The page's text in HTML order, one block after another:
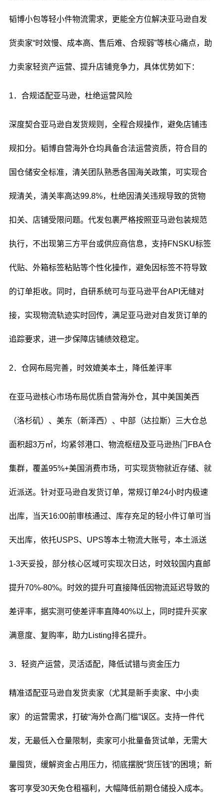
韬博小包等轻小件物流需求，更能全方位解决亚马逊自发
货卖家“时效慢、成本高、售后难、合规弱”等核心痛点，助
力卖家轻资产运营、提升店铺竞争力，具体优势如下：
1．合规适配亚马逊，杜绝运营风险
深度契合亚马逊自发货规则，全程合规操作，避免店铺违
规扣分。韬博自营海外仓均具备合法运营资质，符合目的
国仓储安全标准，清关团队熟悉各国海关政策，可实现合
规清关，清关率高达99.8%，杜绝因清关违规导致的货物
扣关、店铺受限问题。代发包裹严格按照亚马逊包装规范
执行，不出现第三方平台或供应商信息，支持FNSKU标签
代贴、外箱标签粘贴等个性化操作，避免因标签不符导致
的订单拒收。同时，自研系统可与亚马逊平台API无缝对
接，实现物流轨迹实时回传，满足亚马逊对自发货订单的
追踪要求，进一步保障店铺绩效稳定。
2．仓网布局完善，时效媲美本土，降低差评率
在亚马逊核心市场布局优质自营海外仓，其中美国美西
（洛杉矶）、美东（新泽西）、中部（达拉斯）三大仓总
面积超3万㎡，均紧邻港口、物流枢纽及亚马逊热门FBA仓
集群，覆盖95%+美国消费市场，可实现货物就近存储、就
近派送。针对亚马逊自发货订单，常规订单24小时内极速
出库，当天16:00前审核通过、库存充足的轻小件订单可当
天出库，依托USPS、UPS等本土物流大账号，本土派送
1-3天妥投，部分核心区域可实现次日达，时效较国内直邮
提升70%-80%。时效的提升可直接降低因物流延迟导致的
差评率，据实测可使差评率直降40%以上，同时提升买家
满意度、复购率，助力Listing排名提升。
3．轻资产运营，灵活适配，降低试错与资金压力
精准适配亚马逊自发货卖家（尤其是新手卖家、中小卖
家）的运营需求，打破“海外仓高门槛”误区。支持一件代
发，无最低入仓量限制，卖家可小批量备货试单，无需大
量囤货，缓解资金占用压力，彻底摆脱“货压钱”的困境；新
客可享受30天免仓租福利，大幅降低前期仓储投入成本。